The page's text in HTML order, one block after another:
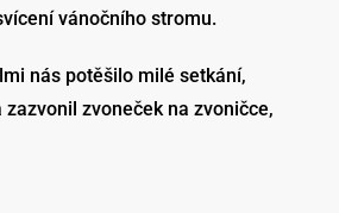
vánočního stromu.
nás potěšilo milé setkání,
zvoneček na zvoničce,